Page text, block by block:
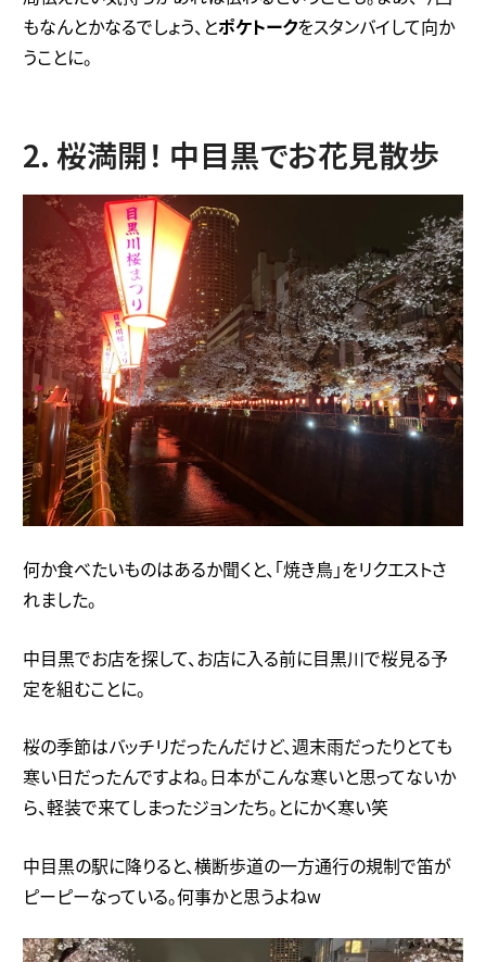
もなんとかなるでしょう、とポケトークをスタンバイして向か
うことに。
2. 桜満開！ 中目黒でお花見散歩
何か食べたいものはあるか聞くと、「焼き鳥」をリクエストさ
れました。
中目黒でお店を探して、お店に入る前に目黒川で桜見る予
定を組むことに。
桜の季節はバッチリだったんだけど、週末雨だったりとても
寒い日だったんですよね。日本がこんな寒いと思ってないか
ら、軽装で来てしまったジョンたち。とにかく寒い笑
中目黒の駅に降りると、横断歩道の一方通行の規制で笛が
ピーピーなっている。何事かと思うよねw